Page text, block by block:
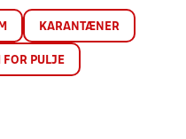
KARANTÆNER
FOR PULJE